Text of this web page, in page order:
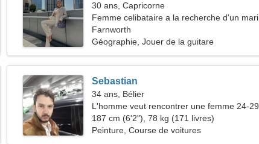
30 ans, Capricorne
Femme celibataire a la recherche d'un mari
34-42
Farnworth
Géographie, Jouer de la guitare
Sebastian
34 ans, Bélier
L'homme veut rencontrer une femme 24-29
187 cm (6'2"), 78 kg (171 livres)
Peinture, Course de voitures